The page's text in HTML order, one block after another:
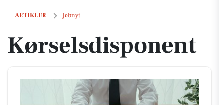
ARTIKLER Jobnyt
Kørselsdisponent
Kørselsdisponent